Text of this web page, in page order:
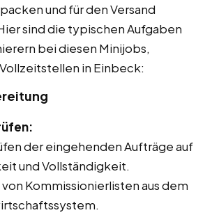
und für den Versand
sind die typischen Aufgaben
bei diesen Minijobs,
in Einbeck:
der eingehenden Aufträge auf
und Vollständigkeit.
Kommissionierlisten aus dem